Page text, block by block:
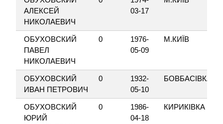
АЛЕКСЕЙ
НИКОЛАЕВИЧ
03-17
ОБУХОВСКИЙ
ПАВЕЛ
НИКОЛАЕВИЧ
0
1976-
05-09
М.КИЇВ
ОБУХОВСКИЙ
ИВАН ПЕТРОВИЧ
0
1932-
05-10
БОВБАСІВКА
ОБУХОВСКИЙ
ЮРИЙ
0
1986-
04-18
КИРИКІВКА